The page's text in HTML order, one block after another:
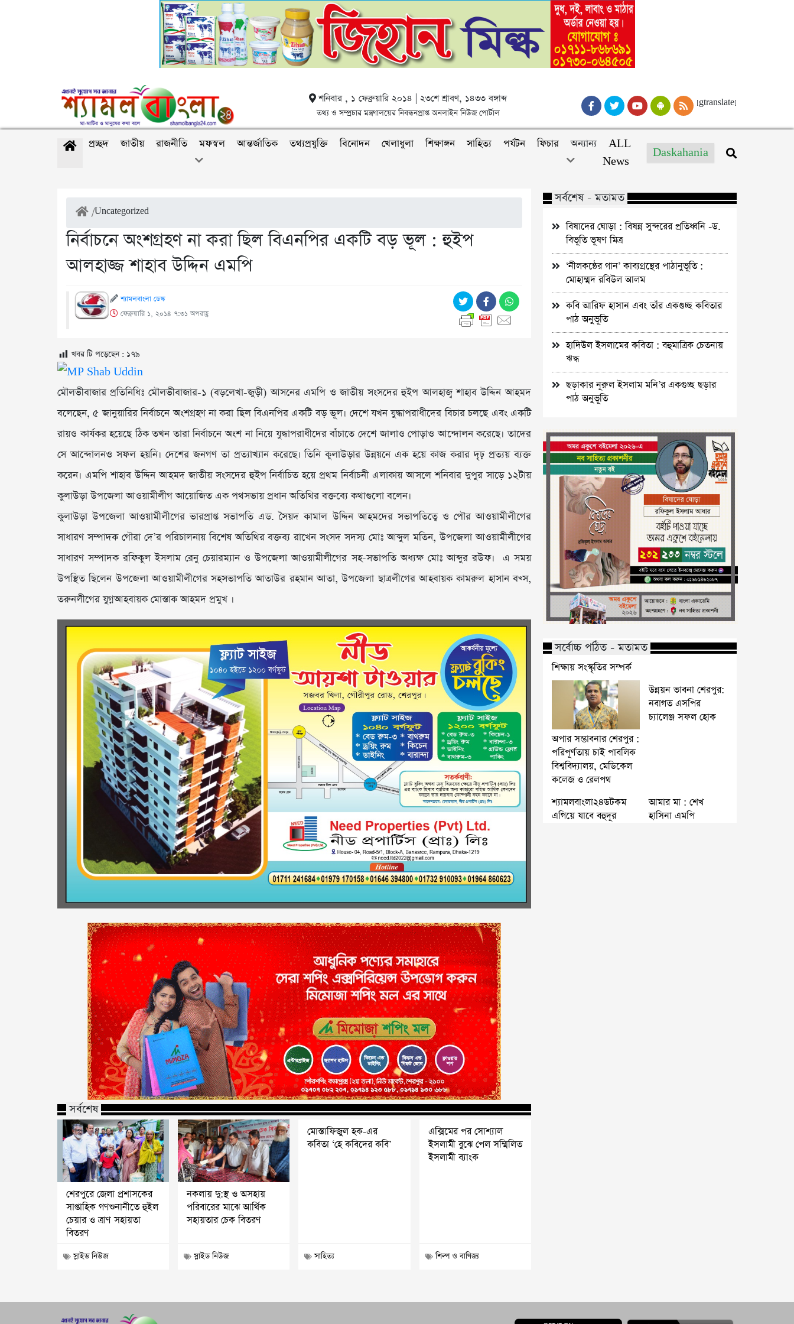
শনিবার , ১ ফেব্রুয়ারি ২০১৪ | ২৩শে শ্রাবণ, ১৪৩৩ বঙ্গাব্দ
তথ্য ও সম্প্রচার মন্ত্রণালয়ের নিবন্ধনপ্রাপ্ত অনলাইন নিউজ পোর্টাল
[gtranslate]
প্রচ্ছদ জাতীয় রাজনীতি মফস্বল আন্তর্জাতিক তথ্যপ্রযুক্তি বিনোদন খেলাধুলা শিক্ষাঙ্গন সাহিত্য পর্যটন ফিচার অন্যান্য
ALL
News
Daskahania
/Uncategorized
নির্বাচনে অংশগ্রহণ না করা ছিল বিএনপির একটি বড় ভূল : হুইপ
আলহাজ্জ শাহাব উদ্দিন এমপি
শ্যামলবাংলা ডেস্ক
ফেব্রুয়ারি ১, ২০১৪ ৭:৩১ অপরাহ্ণ
খবর টি পড়েছেন : ১৭৯
মৌলভীবাজার প্রতিনিধিঃ মৌলভীবাজার-১ (বড়লেখা-জুড়ী) আসনের এমপি ও জাতীয় সংসদের হুইপ আলহাজ্ব শাহাব উদ্দিন আহমদ
বলেছেন, ৫ জানুয়ারির নির্বাচনে অংশগ্রহণ না করা ছিল বিএনপির একটি বড় ভূল। দেশে যখন যুদ্ধাপরাধীদের বিচার চলছে এবং একটি
রায়ও কার্যকর হয়েছে ঠিক তখন তারা নির্বাচনে অংশ না নিয়ে যুদ্ধাপরাধীদের বাঁচাতে দেশে জালাও পোড়াও আন্দোলন করেছে। তাদের
সে আন্দোলনও সফল হয়নি। দেশের জনগণ তা প্রত্যাখ্যান করেছে। তিনি কুলাউড়ার উন্নয়নে এক হয়ে কাজ করার দৃঢ় প্রত্যয় ব্যক্ত
করেন। এমপি শাহাব উদ্দিন আহমদ জাতীয় সংসদের হুইপ নির্বাচিত হয়ে প্রথম নির্বাচনী এলাকায় আসলে শনিবার দুপুর সাড়ে ১২টায়
কুলাউড়া উপজেলা আওয়ামীলীগ আয়োজিত এক পথসভায় প্রধান অতিথির বক্তব্যে কথাগুলো বলেন।
কুলাউড়া উপজেলা আওয়ামীলীগের ভারপ্রাপ্ত সভাপতি এড. সৈয়দ কামাল উদ্দিন আহমদের সভাপতিত্বে ও পৌর আওয়ামীলীগের
সাধারণ সম্পাদক গৌরা দে’র পরিচালনায় বিশেষ অতিথির বক্তব্য রাখেন সংসদ সদস্য মোঃ আব্দুল মতিন, উপজেলা আওয়ামীলীগের
সাধারণ সম্পাদক রফিকুল ইসলাম রেনু চেয়ারম্যান ও উপজেলা আওয়ামীলীগের সহ-সভাপতি অধ্যক্ষ মোঃ আব্দুর রউফ। এ সময়
উপস্থিত ছিলেন উপজেলা আওয়ামীলীগের সহসভাপতি আতাউর রহমান আতা, উপজেলা ছাত্রলীগের আহবায়ক কামরুল হাসান বখ্স,
তরুনলীগের যুগ্নআহবায়ক মোস্তাক আহমদ প্রমুখ ।
সর্বশেষ
শেরপুরে জেলা প্রশাসকের
সাপ্তাহিক গণশুনানীতে হুইল
চেয়ার ও ত্রাণ সহায়তা
বিতরণ
স্লাইড নিউজ
নকলায় দু:স্থ ও অসহায়
পরিবারের মাঝে আর্থিক
সহায়তার চেক বিতরণ
স্লাইড নিউজ
মোস্তাফিজুল হক-এর
কবিতা ‘হে কবিদের কবি’
সাহিত্য
এক্সিমের পর সোশ্যাল
ইসলামী বুঝে পেল সম্মিলিত
ইসলামী ব্যাংক
শিল্প ও বাণিজ্য
সর্বশেষ - মতামত
বিষাদের ঘোড়া : বিষন্ন সুন্দরের প্রতিধ্বনি -ড.
বিভূতি ভূষণ মিত্র
‘নীলকন্ঠের গান’ কাব্যগ্রন্থের পাঠানুভূতি :
মোহাম্মদ রবিউল আলম
কবি আরিফ হাসান এবং তাঁর একগুচ্ছ কবিতার
পাঠ অনুভূতি
হাদিউল ইসলামের কবিতা : বহুমাত্রিক চেতনায়
ঋদ্ধ
ছড়াকার নূরুল ইসলাম মনি’র একগুচ্ছ ছড়ার
পাঠ অনুভূতি
সর্বোচ্চ পঠিত - মতামত
শিক্ষায় সংস্কৃতির সম্পর্ক
অপার সম্ভাবনার শেরপুর :
পরিপূর্ণতায় চাই পাবলিক
বিশ্ববিদ্যালয়, মেডিকেল
কলেজ ও রেলপথ
উন্নয়ন ভাবনা শেরপুর:
নবাগত এসপির
চ্যালেঞ্জ সফল হোক
শ্যামলবাংলা২৪ডটকম
এগিয়ে যাবে বহুদূর
আমার মা : শেখ
হাসিনা এমপি